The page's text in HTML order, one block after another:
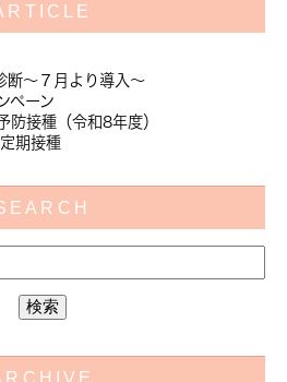
断～７月より導入～
ペーン
防接種（令和8年度）
期接種